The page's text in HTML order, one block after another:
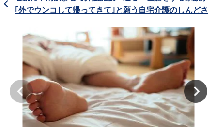
｢外でウンコして帰ってきて｣と願う自宅介護のしんどさ